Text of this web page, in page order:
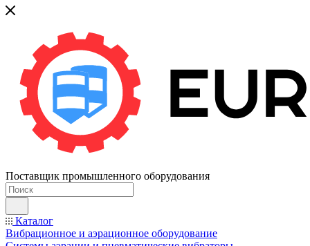
Поставщик промышленного оборудования
Каталог
Вибрационное и аэрационное оборудование